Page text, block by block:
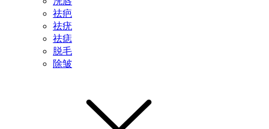
祛疤
祛疣
祛痣
脱毛
除皱